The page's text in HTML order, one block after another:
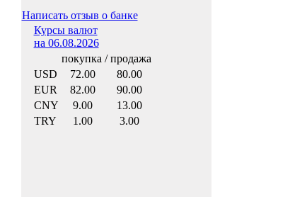
Написать отзыв о банке
Курсы валют
на 06.08.2026
покупка / продажа
USD
72.00
80.00
EUR
82.00
90.00
CNY
9.00
13.00
TRY
1.00 3.00